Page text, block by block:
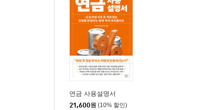
연금 사용설명서
21,600원 (10% 할인)